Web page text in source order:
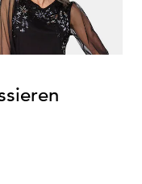
€
Bestpreis**: 59,95 € (-16%)